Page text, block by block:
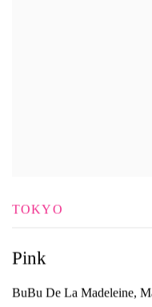
Pink
BuBu De La Madeleine,
TOKYO